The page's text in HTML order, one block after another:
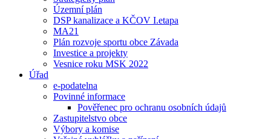
Územní plán
DSP kanalizace a KČOV I.etapa
MA21
Plán rozvoje sportu obce Závada
Investice a projekty
Vesnice roku MSK 2022
Úřad
e-podatelna
Povinné informace
Pověřenec pro ochranu osobních údajů
Zastupitelstvo obce
Výbory a komise